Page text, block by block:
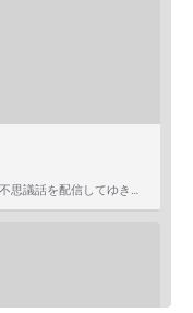
これから、天然石ショップで繰り広げられる不思議話を配信してゆきます。 まずは自己紹介を含めたご挨拶か…